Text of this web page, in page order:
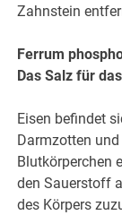
Zahnstein
Ferrum
Das Salz für
Eisen befindet
Darmzotten
Blutkörperchen
den Sauerstoff
des Körpers